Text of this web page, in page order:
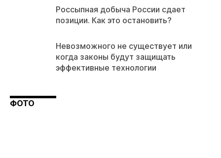
Россыпная добыча России сдает
позиции. Как это остановить?
Невозможного не существует или
когда законы будут защищать
эффективные технологии
ФОТО